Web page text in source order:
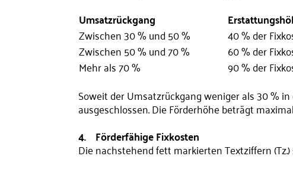
Umsatzrückgang
Zwischen 30 % und 50 %
40 % der
Zwischen 50 % und 70 %
60 % der
Mehr als 70 %
90 % der
Soweit der Umsatzrückgang weniger als 30 %
ausgeschlossen. Die Förderhöhe beträgt
4. Förderfähige Fixkosten
Die nachstehend fett markierten Textziffern